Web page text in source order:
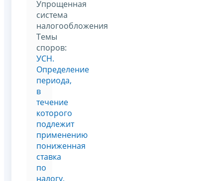
Упрощенная
система
налогообложения
Темы
споров:
УСН.
Определение
периода,
в
течение
которого
подлежит
применению
пониженная
ставка
по
налогу,